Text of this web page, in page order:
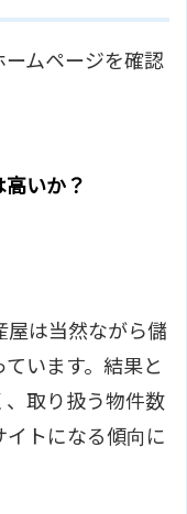
ムページを確認
いか？
屋は当然ながら儲
います。結果と
、取り扱う物件数
トになる傾向に